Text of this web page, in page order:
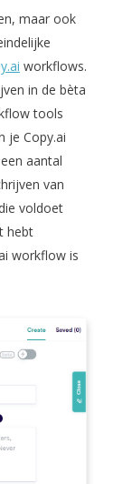
maar ook
workflows.
in de bèta
tools
je Copy.ai
aantal
van
voldoet
hebt
workflow is